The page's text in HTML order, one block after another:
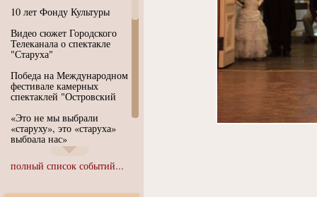
10 лет Фонду Культуры
Видео сюжет Городского
Телеканала о спектакле
"Старуха"
Победа на Международном
фестивале камерных
спектаклей "Островский
«Это не мы выбрали
«старуху», это «старуха»
выбрала нас»
Иммерсивный спектакль
"Язык чистого полета
полный список событий...